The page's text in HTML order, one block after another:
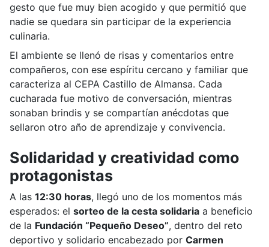
gesto que fue muy bien acogido y que permitió que
nadie se quedara sin participar de la experiencia
culinaria.
El ambiente se llenó de risas y comentarios entre
compañeros, con ese espíritu cercano y familiar que
caracteriza al CEPA Castillo de Almansa. Cada
cucharada fue motivo de conversación, mientras
sonaban brindis y se compartían anécdotas que
sellaron otro año de aprendizaje y convivencia.
Solidaridad y creatividad como
protagonistas
A las 12:30 horas, llegó uno de los momentos más
esperados: el sorteo de la cesta solidaria a beneficio
de la Fundación “Pequeño Deseo”, dentro del reto
deportivo y solidario encabezado por Carmen